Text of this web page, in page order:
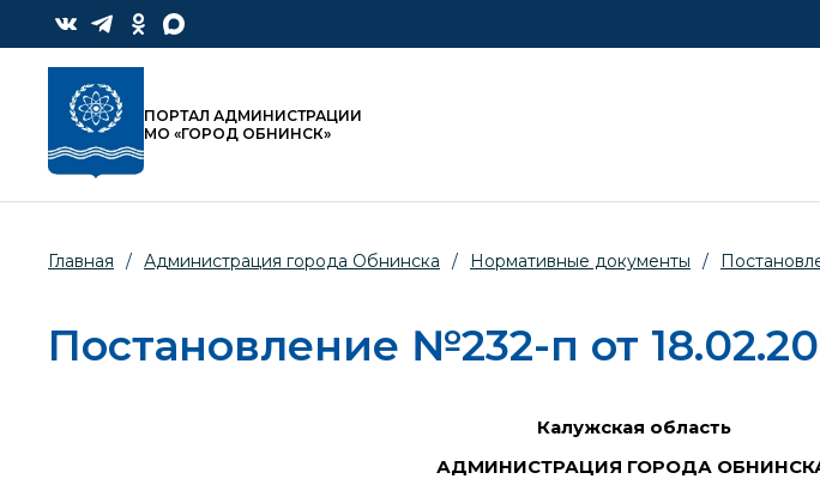
ПОРТАЛ АДМИНИСТРАЦИИ
МО «ГОРОД ОБНИНСК»
Главная / Администрация города Обнинска / Нормативные документы /
Постановление №232-п от
Калужская область
АДМИНИСТРАЦИЯ ГОРОДА